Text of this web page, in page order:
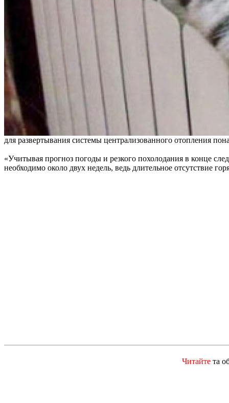
для развертывания системы централизованного отопления
«Учитывая прогноз погоды и резкого похолодания в конце
необходимо около двух недель, ведь длительное отсутствие
Читайте та